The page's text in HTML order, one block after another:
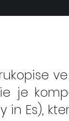
je
in Es),